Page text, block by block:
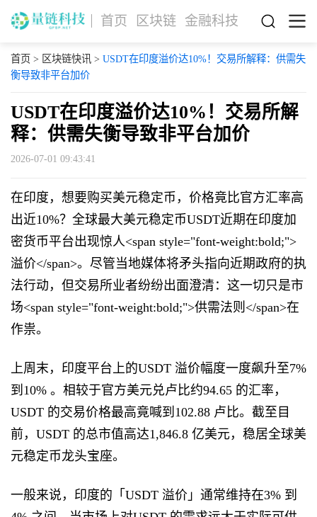
首页 区块链 金融科技
首页 > 区块链快讯> USDT在印度溢价达10%！交易所解释：供需失
衡导致非平台加价
USDT在印度溢价达10%！交易所解
释：供需失衡导致非平台加价
2026-07-01 09:43:41
在印度，想要购买美元稳定币，价格竟比官方汇率高
出近10%？全球最大美元稳定币USDT近期在印度加
密货币平台出现惊人<span style="font-weight:bold;">
溢价</span>。尽管当地媒体将矛头指向近期政府的执
法行动，但交易所业者纷纷出面澄清：这一切只是市
场<span style="font-weight:bold;">供需法则</span>在
作祟。
上周末，印度平台上的USDT 溢价幅度一度飙升至7%
到10% 。相较于官方美元兑卢比约94.65 的汇率，
USDT 的交易价格最高竟喊到102.88 卢比。截至目
前，USDT 的总市值高达1,846.8 亿美元，稳居全球美
元稳定币龙头宝座。
一般来说，印度的「USDT 溢价」通常维持在3% 到